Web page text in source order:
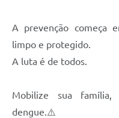
A prevenção começa
limpo e protegido.
A luta é de todos.
Mobilize sua
dengue.⚠️